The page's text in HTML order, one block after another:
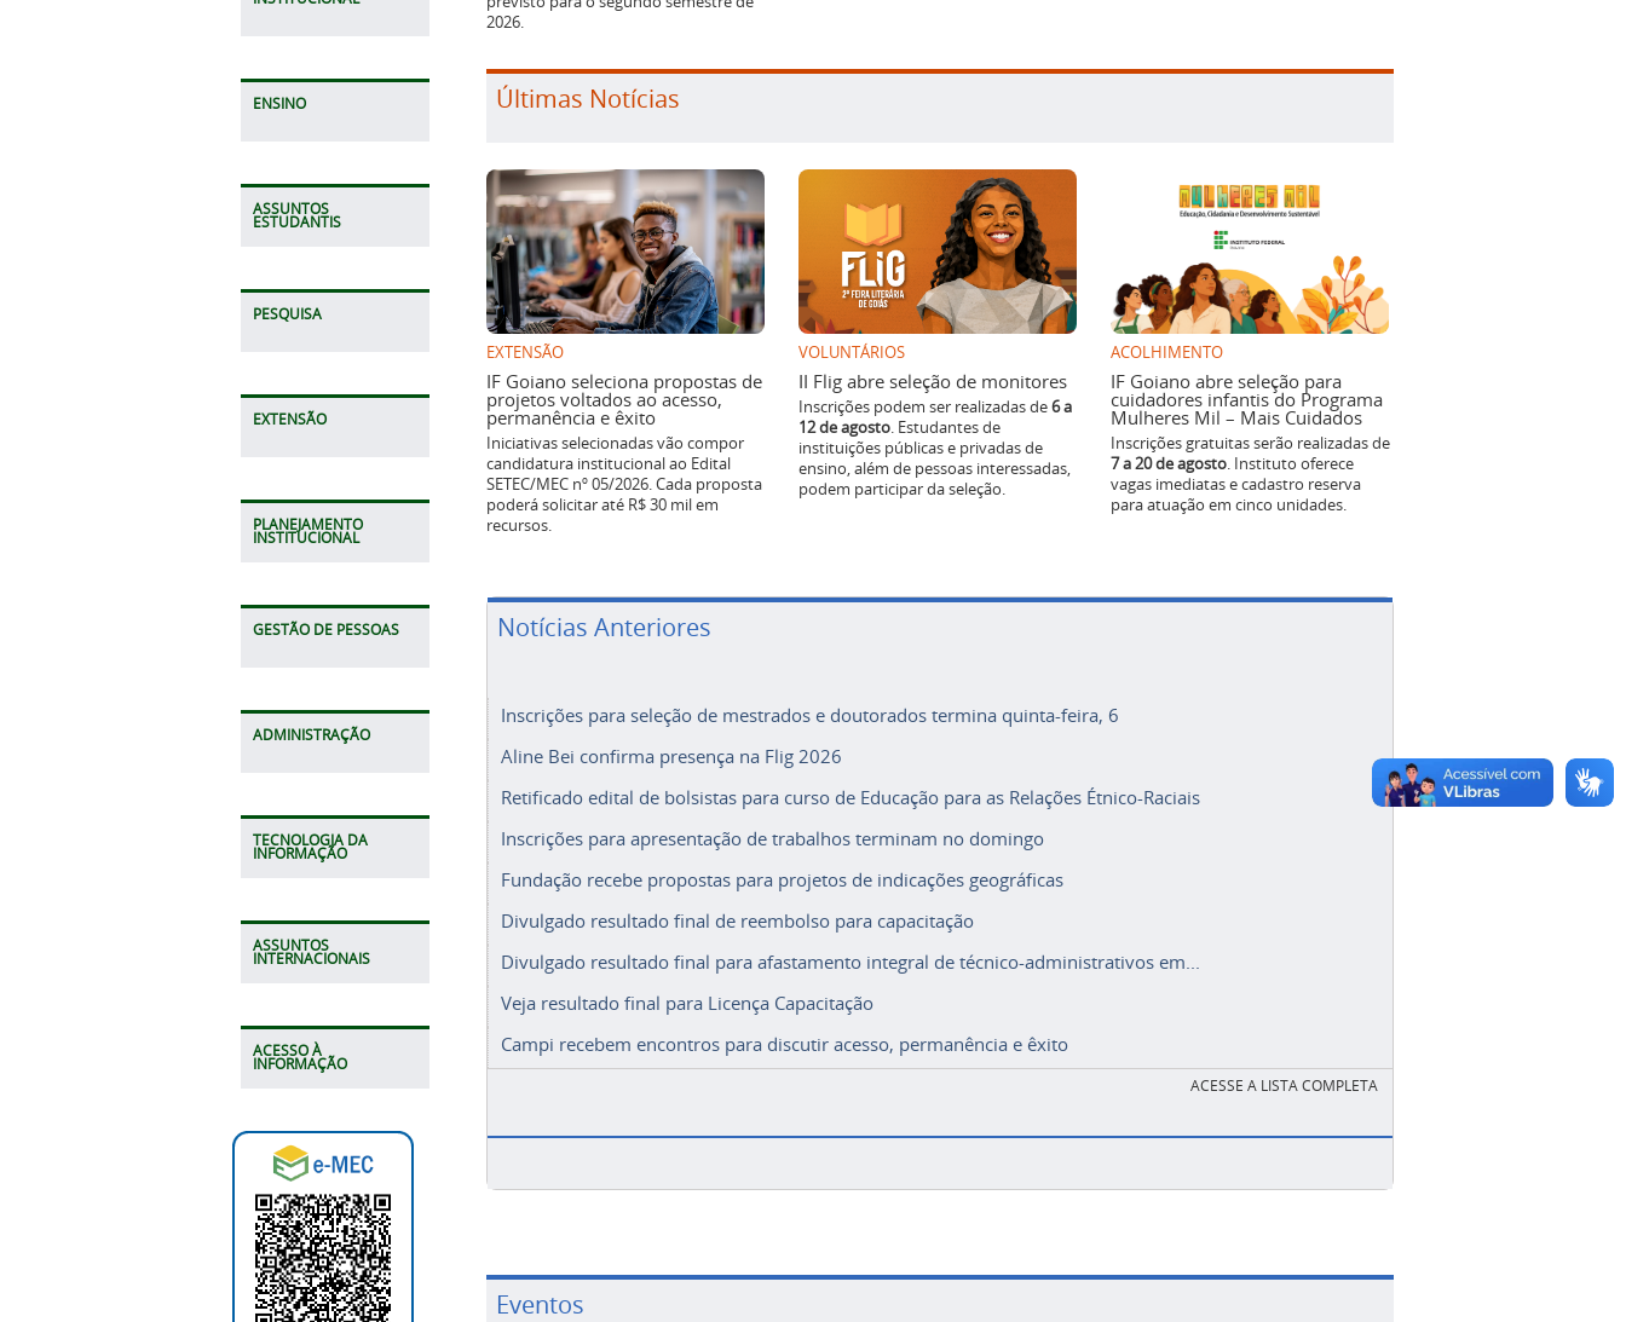
ENSINO
ASSUNTOS
ESTUDANTIS
PESQUISA
EXTENSÃO
PLANEJAMENTO
INSTITUCIONAL
GESTÃO DE PESSOAS
ADMINISTRAÇÃO
TECNOLOGIA DA
INFORMAÇÃO
ASSUNTOS
INTERNACIONAIS
ACESSO À
INFORMAÇÃO
2026.
Últimas Notícias
EXTENSÃO
IF Goiano seleciona propostas de
projetos voltados ao acesso,
permanência e êxito
Iniciativas selecionadas vão compor
candidatura institucional ao Edital
SETEC/MEC nº 05/2026. Cada proposta
poderá solicitar até R$ 30 mil em
recursos.
VOLUNTÁRIOS
II Flig abre seleção de monitores
Inscrições podem ser realizadas de6 a
12 de agosto. Estudantes de
instituições públicas e privadas de
ensino, além de pessoas interessadas,
podem participar da seleção.
ACOLHIMENTO
IF Goiano abre seleção para
cuidadores infantis do Programa
Mulheres Mil – Mais Cuidados
Inscrições gratuitas serão realizadas de
7 a 20 de agosto. Instituto oferece
vagas imediatas e cadastro reserva
para atuação em cinco unidades.
Notícias Anteriores
Inscrições para seleção de mestrados e doutorados termina quinta-feira, 6
Aline Bei confirma presença na Flig 2026
Retificado edital de bolsistas para curso de Educação para as Relações Étnico-Raciais
Inscrições para apresentação de trabalhos terminam no domingo
Fundação recebe propostas para projetos de indicações geográficas
Divulgado resultado final de reembolso para capacitação
Divulgado resultado final para afastamento integral de técnico-administrativos em...
Veja resultado final para Licença Capacitação
Campi recebem encontros para discutir acesso, permanência e êxito
ACESSE A LISTA COMPLETA
Eventos